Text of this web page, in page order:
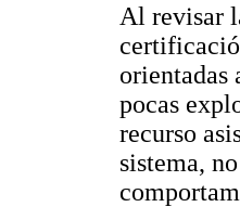
Al revisar
orientadas
pocas
recurso
sistema,